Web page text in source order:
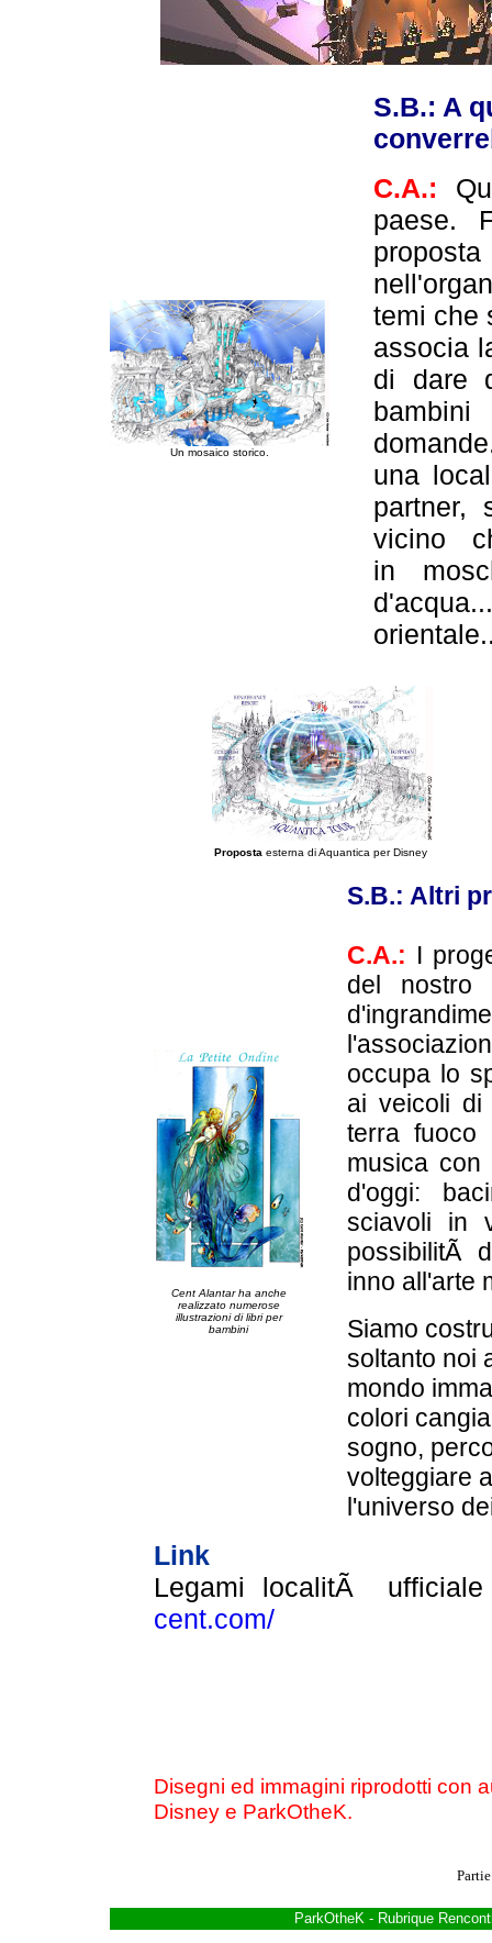
Un mosaico storico.
S.B.: A
C.A.:
paese.
temi che
associa
di dare
una
partner,
vicino
in
Proposta esterna di Aquantica per Disney
Cent Alantar ha anche
realizzato numerose
illustrazioni di libri per
bambini
S.B.: Altri
C.A.: I
del nostro
occupa lo
ai veicoli di
terra fuoco
musica
d'oggi:
sciavoli in
possibilitÃ
inno all'arte
Siamo
soltanto noi
mondo
colori
sogno,
volteggiare
l'universo
Link
Legami localitÃ
cent.com/
Disegni ed immagini riprodotti con
Disney e ParkOtheK.
ParkOtheK- Rubrique